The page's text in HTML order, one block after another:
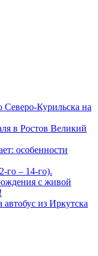
Курильска на
в Ростов Великий
особенности
го – 14-го).
с живой
из Иркутска